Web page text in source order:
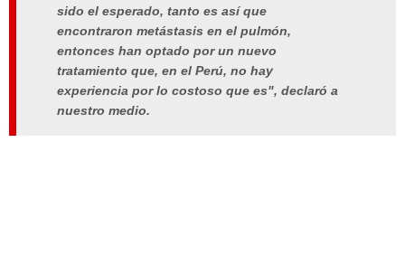
sido el esperado, tanto es así que
encontraron metástasis en el pulmón,
entonces han optado por un nuevo
tratamiento que, en el Perú, no hay
experiencia por lo costoso que es", declaró a
nuestro medio.